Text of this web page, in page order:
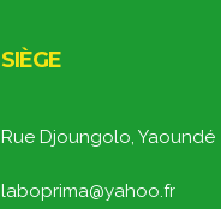
SIÈGE
Rue Djoungolo, Yaoundé
laboprima@yahoo.fr